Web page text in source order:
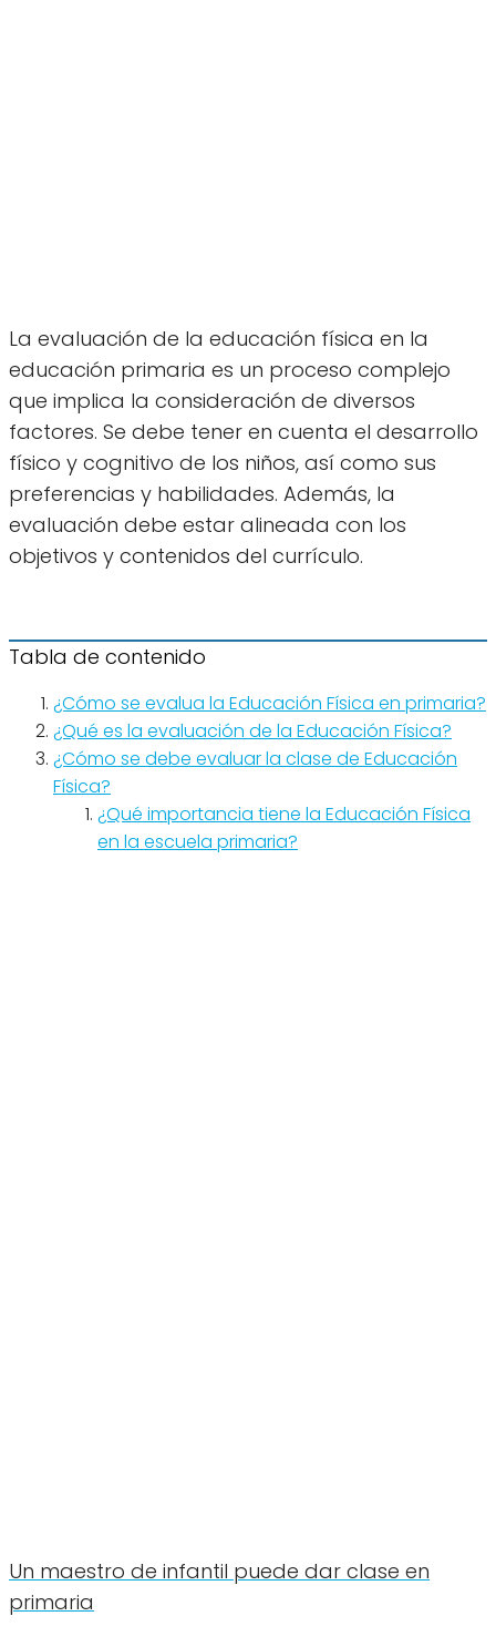
La evaluación de la educación física en la
educación primaria es un proceso complejo
que implica la consideración de diversos
factores. Se debe tener en cuenta el desarrollo
físico y cognitivo de los niños, así como sus
preferencias y habilidades. Además, la
evaluación debe estar alineada con los
objetivos y contenidos del currículo.
Tabla de contenido
¿Cómo se evalua la Educación Física en primaria?
¿Qué es la evaluación de la Educación Física?
¿Cómo se debe evaluar la clase de Educación
Física?
¿Qué importancia tiene la Educación Física
en la escuela primaria?
Un maestro de infantil puede dar clase en
primaria